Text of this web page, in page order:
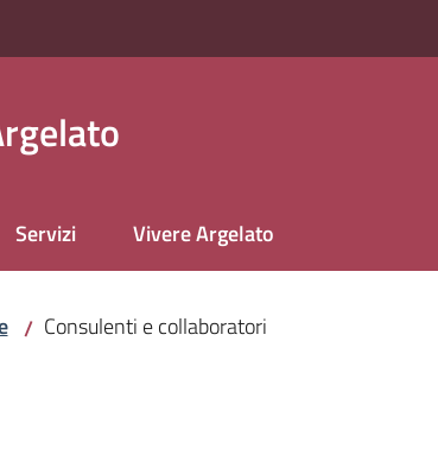
Servizi Vivere Argelato
/ Consulenti e collaboratori